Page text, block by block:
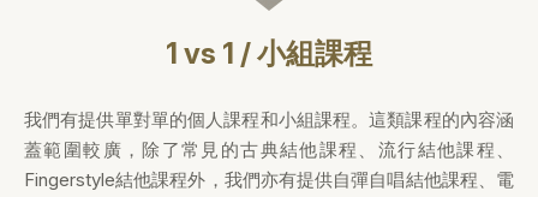
1 vs 1 / 小組課程
我們有提供單對單的個人課程和小組課程。這類課程的內容涵
蓋範圍較廣，除了常見的古典結他課程、流行結他課程、
Fingerstyle結他課程外，我們亦有提供自彈自唱結他課程、電